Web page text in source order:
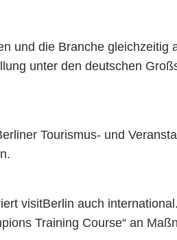
und die Branche gleichzeitig
unter den deutschen
Tourismus- und
visitBerlin auch
Training Course“ an